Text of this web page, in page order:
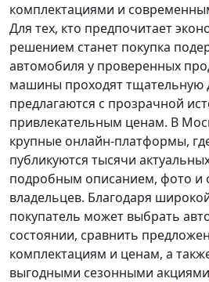
комплектациями и
Для тех, кто предпочитает
решением станет покупка
автомобиля у проверенных
машины проходят тщательную
предлагаются с прозрачной
привлекательным ценам. В
крупные онлайн-платформы,
публикуются тысячи
подробным описанием, фото и
владельцев. Благодаря
покупатель может выбрать
состоянии, сравнить
комплектациям и ценам, а
выгодными сезонными